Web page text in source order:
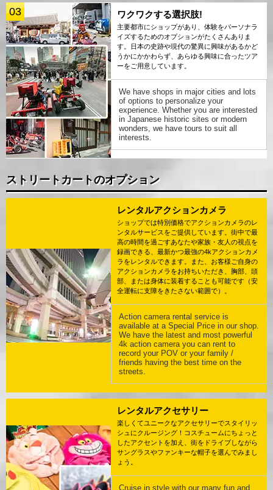
03 ワクワクする選択肢!
主要都市にショップがあり、体験をパーソナラ
イズするためのオプションがたくさんありま
す。日本の史跡や現代の驚異に興味があるかど
うかにかかわらず、あらゆる興味に合ったツア
ーをご用意しています。
We have shops in major cities and lots
of options to personalize your
experience. Whether you are interested
in Japanese historic sites or modern
wonders, we have tours to suit all
interests.
ストリートカートのオプション
レンタルアクションカメラ
ショップでは特別価格でアクションカメラのレ
ンタルサービスをご提供しています。街中で最
高の時間を過ごすあなたや家族・友人の視点を
録画できる、最新かつ最強の4kアクションカメ
ラをレンタルできます。また、お客様ご自身の
アクションカメラをお持ちいただき、胸部、頭
部、または身体に装着することも可能です（安
全運転に支障をきたさない範囲で）。
Action camera rental service is
available at a Special Price in our shop.
We have the latest and most powerful
4k action camera you can rent to
record your POV or your family /
friends having the best time on the
streets.
レンタルアクセサリー
楽しくてユニークなアクセサリーでスタイリッ
シュにクルージング！コスチュームにちょっと
したアクセントを加え、街をドライブしながら
サングラスやファンキーな帽子を選んでみまし
ょう。
Cruise in style with our many fun and